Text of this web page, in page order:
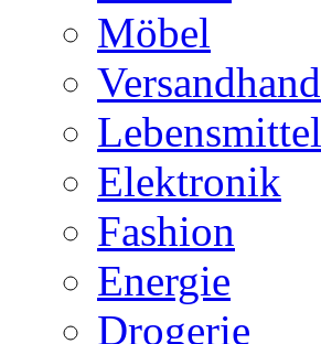
Möbel
Lebensmittel
Elektronik
Fashion
Energie
Drogerie